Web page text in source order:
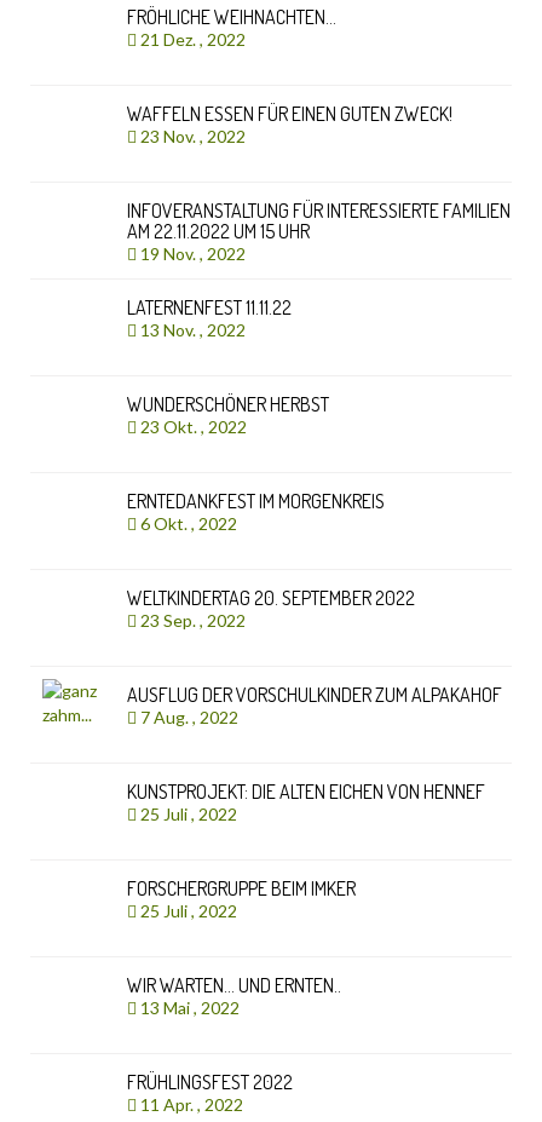
FRÖHLICHE WEIHNACHTEN…
21 Dez. , 2022
WAFFELN ESSEN FÜR EINEN GUTEN ZWECK!
23 Nov. , 2022
INFOVERANSTALTUNG FÜR INTERESSIERTE FAMILIEN
AM 22.11.2022 UM 15 UHR
19 Nov. , 2022
LATERNENFEST 11.11.22
13 Nov. , 2022
WUNDERSCHÖNER HERBST
23 Okt. , 2022
ERNTEDANKFEST IM MORGENKREIS
6 Okt. , 2022
WELTKINDERTAG 20. SEPTEMBER 2022
23 Sep. , 2022
AUSFLUG DER VORSCHULKINDER ZUM ALPAKAHOF
7 Aug. , 2022
KUNSTPROJEKT: DIE ALTEN EICHEN VON HENNEF
25 Juli , 2022
FORSCHERGRUPPE BEIM IMKER
25 Juli , 2022
WIR WARTEN… UND ERNTEN..
13 Mai , 2022
FRÜHLINGSFEST 2022
11 Apr. , 2022